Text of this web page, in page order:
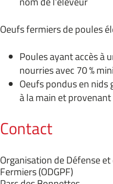
Oeufs fermiers de poules
Poules ayant accès à
nourries avec 70 %
Oeufs pondus en nids
à la main et
Contact
Organisation de Défense
Fermiers (ODGPF)